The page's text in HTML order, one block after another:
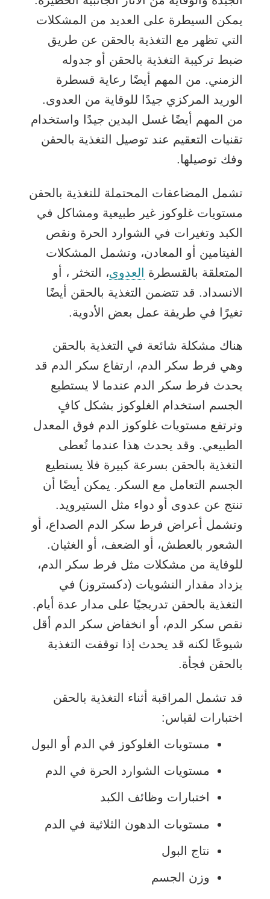
يمكن السيطرة على العديد من المشكلات
التي تظهر مع التغذية بالحقن عن طريق
ضبط تركيبة التغذية بالحقن أو جدوله
الزمني. من المهم أيضًا رعاية قسطرة
الوريد المركزي جيدًا للوقاية من العدوى.
من المهم أيضًا غسل اليدين جيدًا واستخدام
تقنيات التعقيم عند توصيل التغذية بالحقن
وفك توصيلها.
تشمل المضاعفات المحتملة للتغذية بالحقن
مستويات غلوكوز غير طبيعية ومشاكل في
الكبد وتغيرات في الشوارد الحرة ونقص
الفيتامين أو المعادن، وتشمل المشكلات
المتعلقة بالقسطرة العدوى، التخثر ، أو
الانسداد. قد تتضمن التغذية بالحقن أيضًا
تغيرًا في طريقة عمل بعض الأدوية.
هناك مشكلة شائعة في التغذية بالحقن
وهي فرط سكر الدم، ارتفاع سكر الدم قد
يحدث فرط سكر الدم عندما لا يستطيع
الجسم استخدام الغلوكوز بشكل كافٍ
وترتفع مستويات غلوكوز الدم فوق المعدل
الطبيعي. وقد يحدث هذا عندما تُعطى
التغذية بالحقن بسرعة كبيرة فلا يستطيع
الجسم التعامل مع السكر. يمكن أيضًا أن
تنتج عن عدوى أو دواء مثل الستيرويد.
وتشمل أعراض فرط سكر الدم الصداع، أو
الشعور بالعطش، أو الضعف، أو الغثيان.
للوقاية من مشكلات مثل فرط سكر الدم،
يزداد مقدار النشويات (دكستروز) في
التغذية بالحقن تدريجيًا على مدار عدة أيام.
نقص سكر الدم، أو انخفاض سكر الدم أقل
شيوعًا لكنه قد يحدث إذا توقفت التغذية
بالحقن فجأة.
قد تشمل المراقبة أثناء التغذية بالحقن
اختبارات لقياس:
مستويات الغلوكوز في الدم أو البول
مستويات الشوارد الحرة في الدم
اختبارات وظائف الكبد
مستويات الدهون الثلاثية في الدم
نتاج البول
وزن الجسم